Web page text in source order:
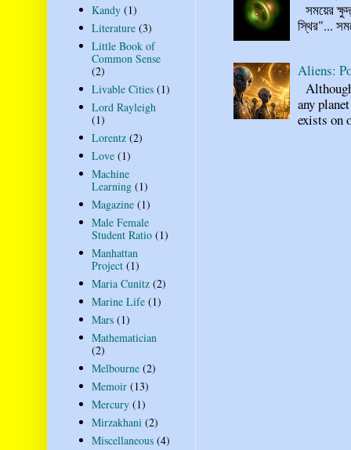
সময়ের
স্থির"...
Aliens:
any
exists on
Kandy (1)
Literature (3)
Little Book of
Common Sense
(2)
Livable Cities (1)
Lord Rayleigh
(1)
Lorentz (2)
Love (1)
Machine
Learning (1)
Magazine (1)
Male Female
Student Ratio (1)
Manhattan
Project (1)
Maria Cunitz (2)
Marine Life (1)
Mars (1)
Mathematician
(2)
Melbourne (2)
Memoir (13)
Mercury (1)
Mirzakhani (2)
Miscellaneous (4)